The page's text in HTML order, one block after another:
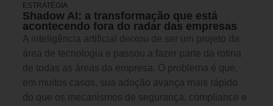
ESTRATÉGIA
Shadow AI: a transformação que está
acontecendo fora do radar das empresas
A inteligência artificial deixou de ser um projeto da
área de tecnologia e passou a fazer parte da rotina
de todas as áreas da empresa. O problema é que,
em muitos casos, sua adoção avança mais rápido
do que os mecanismos de segurança, compliance e